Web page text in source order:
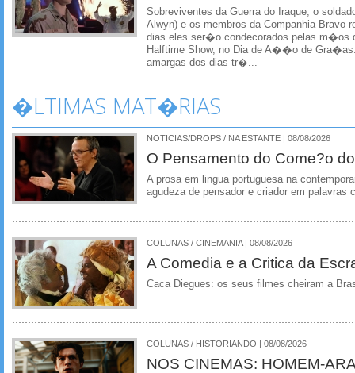
Sobreviventes da Guerra do Iraque, o
Alwyn) e os membros da Companhia Bravo
dias eles ser�o condecorados pelas m�os
Halftime Show, no Dia de A��o de
amargas dos dias tr�...
�LTIMAS MAT�RIAS
NOTICIAS/DROPS / NA ESTANTE | 08/08/2026
O Pensamento do Come?o
A prosa em lingua portuguesa na
agudeza de pensador e criador em palavras
COLUNAS / CINEMANIA | 08/08/2026
A Comedia e a Critica da
Caca Diegues: os seus filmes cheiram a
COLUNAS / HISTORIANDO | 08/08/2026
NOS CINEMAS: HOMEM-